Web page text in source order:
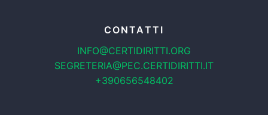
CONTATTI
INFO@CERTIDIRITTI.ORG
SEGRETERIA@PEC.CERTIDIRITTI.IT
+390656548402